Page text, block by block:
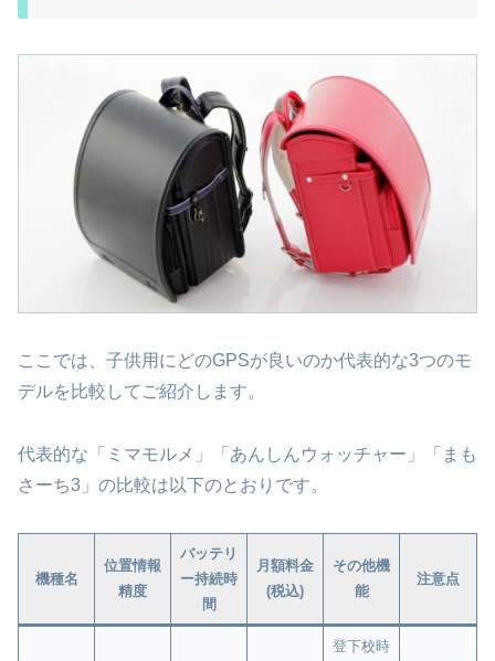
ここでは、子供用にどのGPSが良いのか代表的な3つのモ
デルを比較してご紹介します。
代表的な「ミマモルメ」「あんしんウォッチャー」「まも
さーち3」の比較は以下のとおりです。
機種名
位置情報
精度
バッテリ
ー持続時
間
月額料金
(税込)
その他機
能
注意点
登下校時